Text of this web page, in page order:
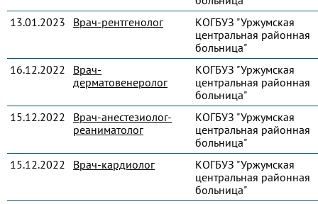
13.01.2023
Врач-рентгенолог
КОГБУЗ "Уржумская
центральная районная
больница"
16.12.2022
Врач-
дерматовенеролог
КОГБУЗ "Уржумская
центральная районная
больница"
15.12.2022
Врач-анестезиолог-
реаниматолог
КОГБУЗ "Уржумская
центральная районная
больница"
15.12.2022
Врач-кардиолог
КОГБУЗ "Уржумская
центральная районная
больница"